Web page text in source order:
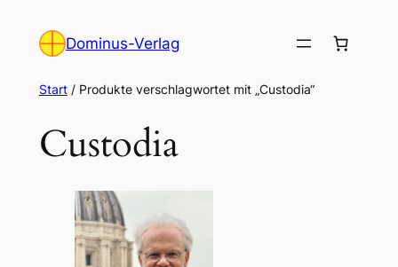
Inhalt
Dominus-Verlag
Start/ Produkte verschlagwortet mit „Custodia“
Custodia